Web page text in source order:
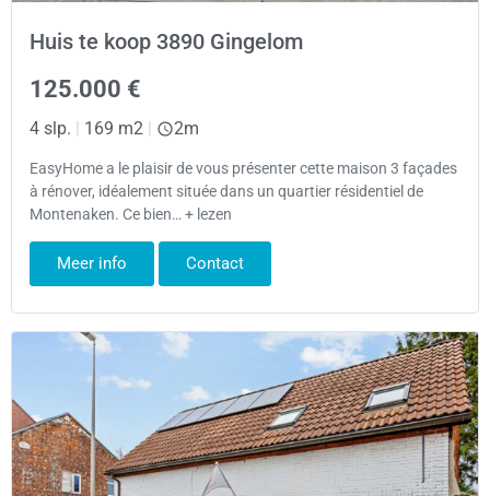
Huis te koop 3890 Gingelom
125.000 €
4 slp. | 169 m2 | 2m
EasyHome a le plaisir de vous présenter cette maison 3 façades
à rénover, idéalement située dans un quartier résidentiel de
Montenaken. Ce bien… + lezen
Meer info Contact